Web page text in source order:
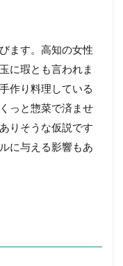
ます。高知の女性
に瑕とも言われま
作り料理している
っと惣菜で済ませ
りそうな仮説です
に与える影響もあ